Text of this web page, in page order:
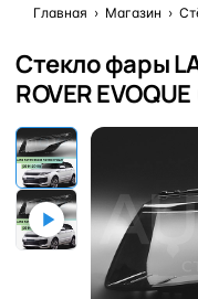
Главная › Магазин ›
Стекло фары
ROVER